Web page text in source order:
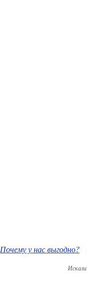
Почему у нас выгодно?